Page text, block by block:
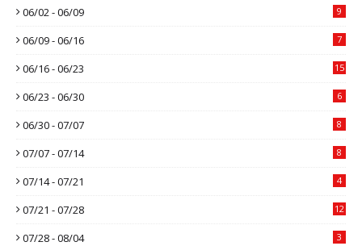
06/02 - 06/09 9
06/09 - 06/16 7
06/16 - 06/23 15
06/23 - 06/30 6
06/30 - 07/07 8
07/07 - 07/14 8
07/14 - 07/21 4
07/21 - 07/28 12
07/28 - 08/04 3